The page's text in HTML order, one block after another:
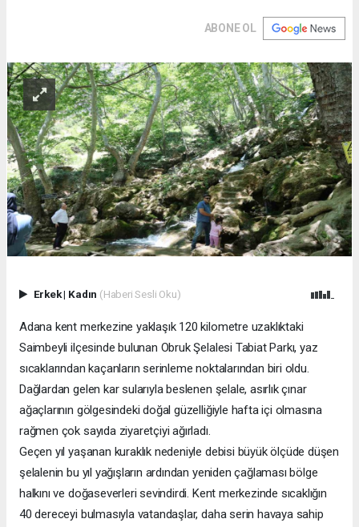
ABONE OL
Erkek| Kadın (Haberi Sesli Oku)
Adana kent merkezine yaklaşık 120 kilometre uzaklıktaki
Saimbeyli ilçesinde bulunan Obruk Şelalesi Tabiat Parkı, yaz
sıcaklarından kaçanların serinleme noktalarından biri oldu.
Dağlardan gelen kar sularıyla beslenen şelale, asırlık çınar
ağaçlarının gölgesindeki doğal güzelliğiyle hafta içi olmasına
rağmen çok sayıda ziyaretçiyi ağırladı.
Geçen yıl yaşanan kuraklık nedeniyle debisi büyük ölçüde düşen
şelalenin bu yıl yağışların ardından yeniden çağlaması bölge
halkını ve doğaseverleri sevindirdi. Kent merkezinde sıcaklığın
40 dereceyi bulmasıyla vatandaşlar, daha serin havaya sahip